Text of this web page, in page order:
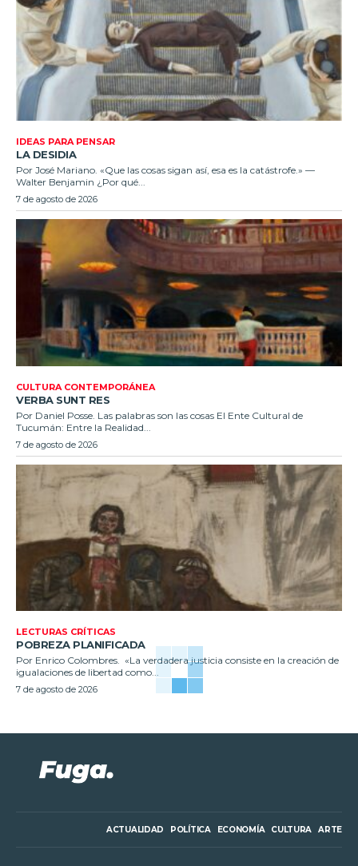
IDEAS PARA PENSAR
LA DESIDIA
Por José Mariano. «Que las cosas sigan así, esa es la catástrofe.» —
Walter Benjamin ¿Por qué...
7 de agosto de 2026
CULTURA CONTEMPORÁNEA
VERBA SUNT RES
Por Daniel Posse. Las palabras son las cosas El Ente Cultural de
Tucumán: Entre la Realidad...
7 de agosto de 2026
LECTURAS CRÍTICAS
POBREZA PLANIFICADA
Por Enrico Colombres. «La verdadera justicia consiste en la creación de
igualaciones de libertad como...
7 de agosto de 2026
ACTUALIDAD POLÍTICA ECONOMÍA CULTURA ARTE